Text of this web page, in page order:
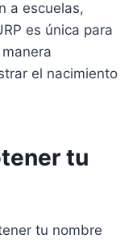
a escuelas,
es única para
el nacimiento
tu
tu nombre